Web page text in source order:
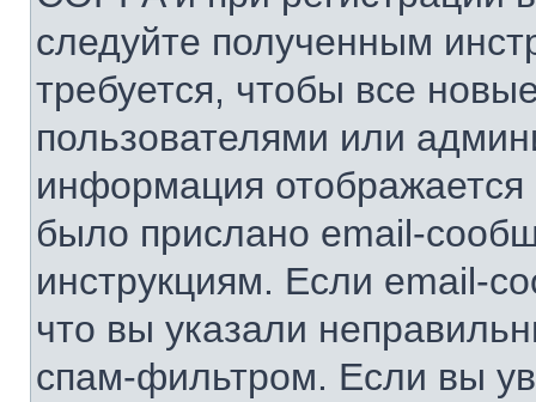
следуйте полученным
требуется, чтобы все
пользователями или
информация
было прислано email-
инструкциям. Если email-
что вы указали
спам-фильтром. Если вы